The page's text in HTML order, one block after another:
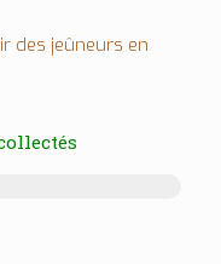
des jeûneurs en